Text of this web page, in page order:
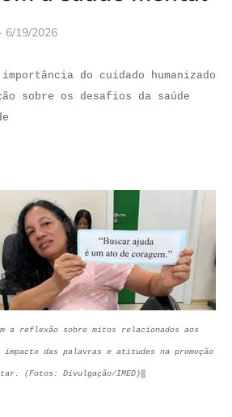
6/19/2026
do cuidado humanizado
sobre os desafios da saúde
a reflexão sobre mitos relacionados aos
impacto das palavras e atitudes na promoção
. (Fotos : Divulgação/IMED)